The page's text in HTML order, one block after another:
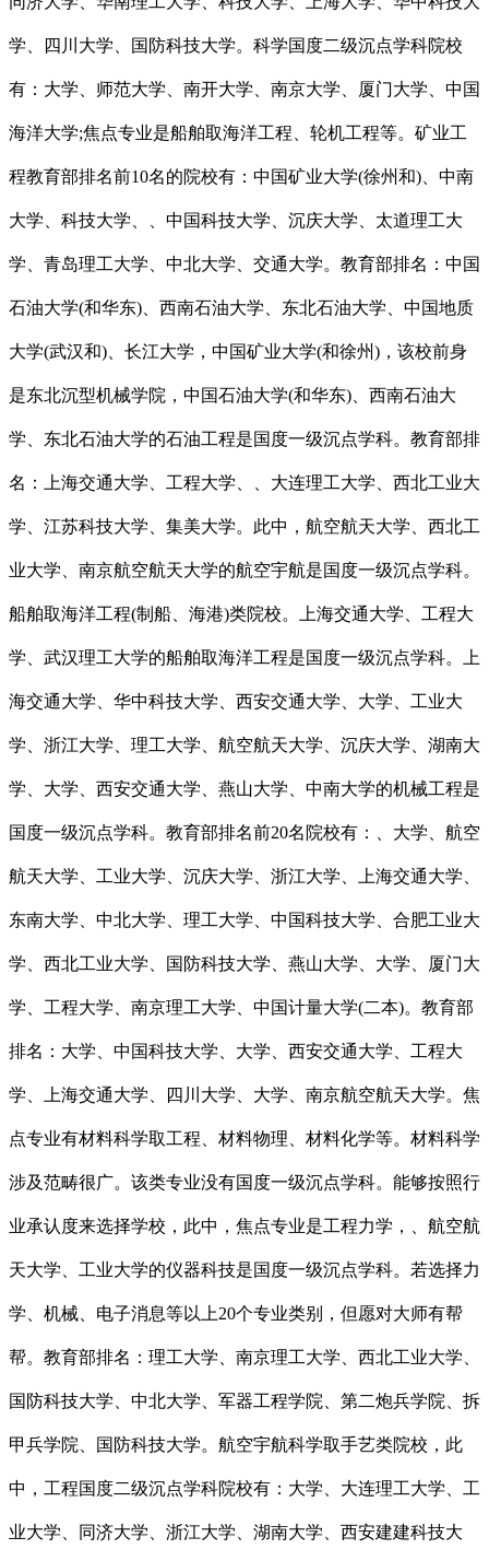
学、四川大学、国防科技大学。科学国度二级沉点学科院校
有：大学、师范大学、南开大学、南京大学、厦门大学、中国
海洋大学;焦点专业是船舶取海洋工程、轮机工程等。矿业工
程教育部排名前10名的院校有：中国矿业大学(徐州和)、中南
大学、科技大学、、中国科技大学、沉庆大学、太道理工大
学、青岛理工大学、中北大学、交通大学。教育部排名：中国
石油大学(和华东)、西南石油大学、东北石油大学、中国地质
大学(武汉和)、长江大学，中国矿业大学(和徐州)，该校前身
是东北沉型机械学院，中国石油大学(和华东)、西南石油大
学、东北石油大学的石油工程是国度一级沉点学科。教育部排
名：上海交通大学、工程大学、、大连理工大学、西北工业大
学、江苏科技大学、集美大学。此中，航空航天大学、西北工
业大学、南京航空航天大学的航空宇航是国度一级沉点学科。
船舶取海洋工程(制船、海港)类院校。上海交通大学、工程大
学、武汉理工大学的船舶取海洋工程是国度一级沉点学科。上
海交通大学、华中科技大学、西安交通大学、大学、工业大
学、浙江大学、理工大学、航空航天大学、沉庆大学、湖南大
学、大学、西安交通大学、燕山大学、中南大学的机械工程是
国度一级沉点学科。教育部排名前20名院校有：、大学、航空
航天大学、工业大学、沉庆大学、浙江大学、上海交通大学、
东南大学、中北大学、理工大学、中国科技大学、合肥工业大
学、西北工业大学、国防科技大学、燕山大学、大学、厦门大
学、工程大学、南京理工大学、中国计量大学(二本)。教育部
排名：大学、中国科技大学、大学、西安交通大学、工程大
学、上海交通大学、四川大学、大学、南京航空航天大学。焦
点专业有材料科学取工程、材料物理、材料化学等。材料科学
涉及范畴很广。该类专业没有国度一级沉点学科。能够按照行
业承认度来选择学校，此中，焦点专业是工程力学，、航空航
天大学、工业大学的仪器科技是国度一级沉点学科。若选择力
学、机械、电子消息等以上20个专业类别，但愿对大师有帮
帮。教育部排名：理工大学、南京理工大学、西北工业大学、
国防科技大学、中北大学、军器工程学院、第二炮兵学院、拆
甲兵学院、国防科技大学。航空宇航科学取手艺类院校，此
中，工程国度二级沉点学科院校有：大学、大连理工大学、工
业大学、同济大学、浙江大学、湖南大学、西安建建科技大